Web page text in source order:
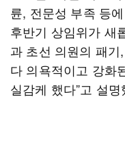
륜, 전문성 부족 등
후반기 상임위가 새
과 초선 의원의 패
다 의욕적이고 강화
실감케 했다”고 설명